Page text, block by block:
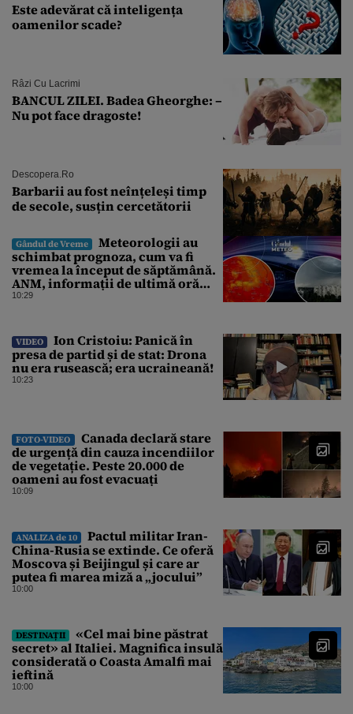
Este adevărat că inteligența
oamenilor scade?
Râzi Cu Lacrimi
BANCUL ZILEI. Badea Gheorghe: –
Nu pot face dragoste!
Descopera.ro
Barbarii au fost neînțeleși timp
de secole, susțin cercetătorii
Gândul de Vreme
Meteorologii au
schimbat prognoza, cum va fi
vremea la început de săptămână.
ANM, informații de ultimă oră
pentru Gândul
10:29
VIDEO
Ion Cristoiu: Panică în
presa de partid și de stat: Drona
nu era rusească; era ucraineană!
10:23
FOTO-VIDEO
Canada declară stare
de urgență din cauza incendiilor
de vegetație. Peste 20.000 de
oameni au fost evacuați
10:09
ANALIZA de 10
Pactul militar Iran-
China-Rusia se extinde. Ce oferă
Moscova și Beijingul și care ar
putea fi marea miză a „jocului”
10:00
DESTINAȚII
«Cel mai bine păstrat
secret» al Italiei. Magnifica insulă
considerată o Coasta Amalfi mai
ieftină
10:00